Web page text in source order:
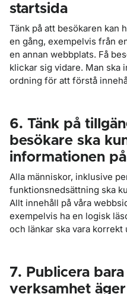
startsida
Tänk på att besökaren kan
en gång, exempelvis från
en annan webbplats. Få
klickar sig vidare. Man ska
ordning för att förstå
6. Tänk på
besökare ska
informationen
Alla människor, inklusive
funktionsnedsättning ska
Allt innehåll på våra
exempelvis ha en logisk
och länkar ska vara korrekt
7. Publicera
verksamhet